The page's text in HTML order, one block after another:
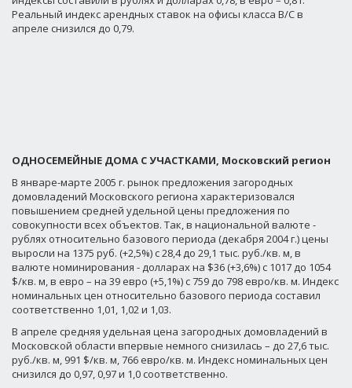
Реальный индекс арендных ставок на офисы класса В/С в
апреле снизился до 0,79.
ОДНОСЕМЕЙНЫЕ ДОМА С УЧАСТКАМИ, Московский регион
В январе-марте 2005 г. рынок предложения загородных
домовладений Московского региона характеризовался
повышением средней удельной цены предложения по
совокупности всех объектов. Так, в национальной валюте -
рублях относительно базового периода (декабря 2004 г.) цены
выросли на 1375 руб. (+2,5%) с 28,4 до 29,1 тыс. руб./кв. м, в
валюте номинирования - долларах на $36 (+3,6%) c 1017 до 1054
$/кв. м, в евро – на 39 евро (+5,1%) с 759 до 798 евро/кв. м. Индекс
номинальных цен относительно базового периода составил
соответственно 1,01, 1,02 и 1,03.
В апреле средняя удельная цена загородных домовладений в
Московской области впервые немного снизилась – до 27,6 тыс.
руб./кв. м, 991 $/кв. м, 766 евро/кв. м. Индекс номинальных цен
снизился до 0,97, 0,97 и 1,0 соответственно.